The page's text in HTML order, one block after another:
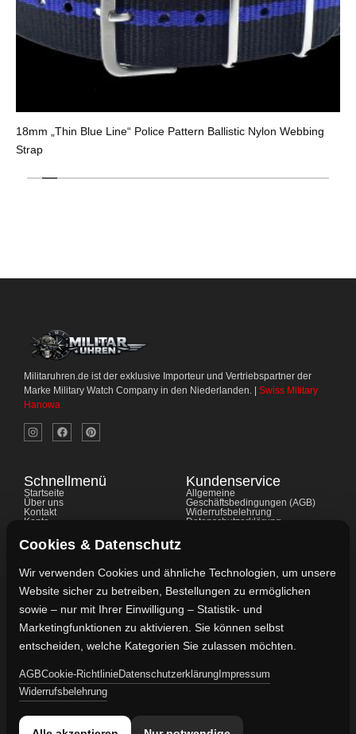
18mm „Thin Blue Line“ Police Pattern Ballistic Nylon Webbing
Strap
Militaruhren.de ist der exklusive Importeur und Vertriebspartner der
Marke Military Watch Company in den Niederlanden. | Swiss Military
Hanowa
Schnellmenü
Startseite
Über uns
Kontakt
Konto
FAQ's
Kundenservice
Allgemeine
Geschäftsbedingungen (AGB)
Widerrufsbelehrung
Datenschutzerklärung
Kontaktdaten
Vertreten durch:
Lievaart B.V.
Kontakt:
info@militaruhren.de
Cookies & Datenschutz
Wir verwenden Cookies und ähnliche Technologien, um unsere
Website sicher zu betreiben, Bestellungen zu ermöglichen
sowie – nur mit Ihrer Einwilligung – Statistik- und
Marketingfunktionen zu aktivieren. Sie können selbst
entscheiden, welche Kategorien Sie zulassen möchten.
AGBCookie-RichtlinieDatenschutzerklärung Impressum
Widerrufsbelehrung